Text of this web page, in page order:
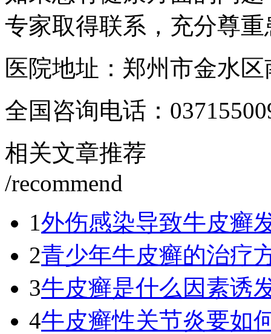
专家取得联系，充分尊
医院地址：郑州市金水
全国咨询电话：
相关文章推荐
/recommend
1外伤感染导致牛皮癣
2青少年牛皮癣的治疗
3牛皮癣是什么因素诱
4牛皮癣性关节炎要如